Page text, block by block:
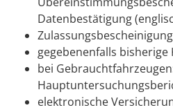
Datenbestätigung
gegebenenfalls
bei
elektronische